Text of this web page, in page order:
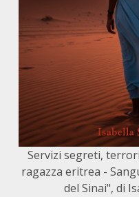
Servizi segreti,
ragazza eritrea -
del Sinai", di